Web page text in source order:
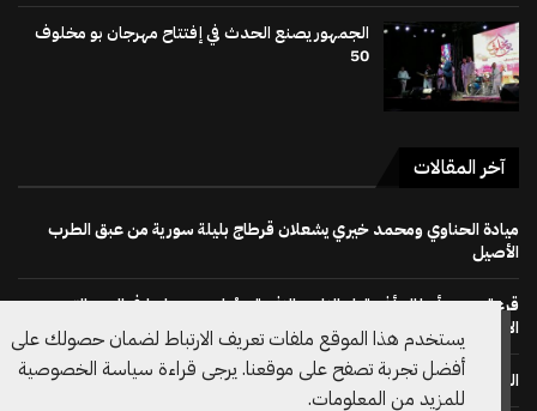
الجمهور يصنع الحدث في إفتتاح مهرجان بو مخلوف
50
آخر المقالات
ميادة الحناوي ومحمد خيري يشعلان قرطاج بليلة سورية من عبق الطرب
الأصيل
قرعة دوري أبطال أفريقيا : النادي الإفريقي يُواجه دجوليبا في الدور التمهيدي
الأوّل
الجمهور يصنع الحدث في إفتتاح مهرجان بو مخلوف 50
يستخدم هذا الموقع ملفات تعريف الارتباط لضمان حصولك على
أفضل تجربة تصفح على موقعنا. يرجى قراءة سياسة الخصوصية
للمزيد من المعلومات.